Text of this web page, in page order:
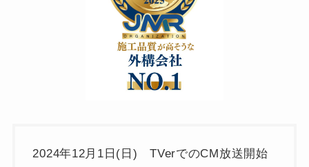
2024年12月1日(日) TVerでのCM放送開始